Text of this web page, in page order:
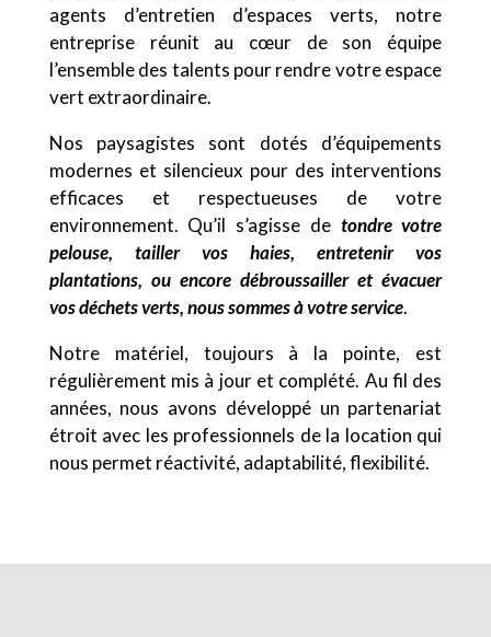
agents d’entretien d’espaces verts, notre
entreprise réunit au cœur de son équipe
l’ensemble des talents pour rendre votre espace
vert extraordinaire.
Nos paysagistes sont dotés d’équipements
modernes et silencieux pour des interventions
efficaces et respectueuses de votre
environnement. Qu’il s’agisse de tondre votre
pelouse, tailler vos haies, entretenir vos
plantations, ou encore débroussailler et évacuer
vos déchets verts, nous sommes à votre service.
Notre matériel, toujours à la pointe, est
régulièrement mis à jour et complété. Au fil des
années, nous avons développé un partenariat
étroit avec les professionnels de la location qui
nous permet réactivité, adaptabilité, flexibilité.